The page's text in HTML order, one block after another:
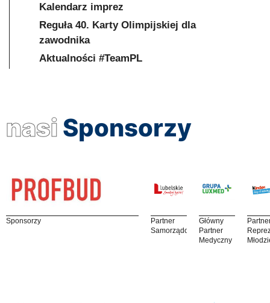
Kalendarz imprez
Reguła 40. Karty Olimpijskiej dla
zawodnika
Aktualności #TeamPL
nasi Sponsorzy
Sponsorzy
Partner
Samorządowy
Główny
Partner
Medyczny